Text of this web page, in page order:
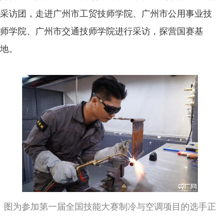
采访团，走进广州市工贸技师学院、广州市公用事业技
师学院、广州市交通技师学院进行采访，探营国赛基
地。
图为参加第一届全国技能大赛制冷与空调项目的选手正